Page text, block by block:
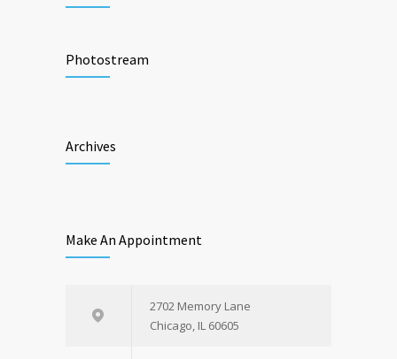
Photostream
Archives
Make An Appointment
2702 Memory Lane
Chicago, IL 60605